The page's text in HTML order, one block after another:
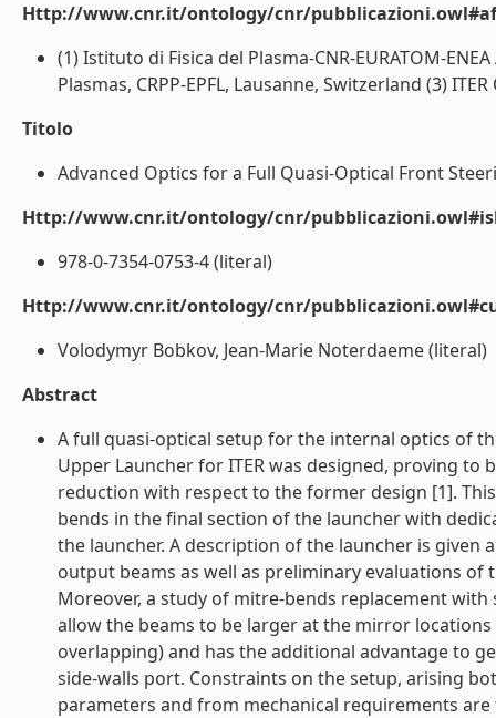
Http://www.cnr.it/ontology/cnr/
(1) Istituto di Fisica del Plasma-CNR-EURATOM-
Plasmas, CRPP-EPFL, Lausanne, Switzerland (3)
Titolo
Advanced Optics for a Full Quasi-Optical Front
Http://www.cnr.it/ontology/cnr/
978-0-7354-0753-4 (literal)
Http://www.cnr.it/ontology/cnr/
Volodymyr Bobkov, Jean-Marie Noterdaeme (literal)
Abstract
A full quasi-optical setup for the internal optics of
Upper Launcher for ITER was designed, proving
reduction with respect to the former design [1].
bends in the final section of the launcher with
the launcher. A description of the launcher is given
output beams as well as preliminary evaluations of
Moreover, a study of mitre-bends replacement
allow the beams to be larger at the mirror
overlapping) and has the additional advantage to
side-walls port. Constraints on the setup, arising
parameters and from mechanical requirements